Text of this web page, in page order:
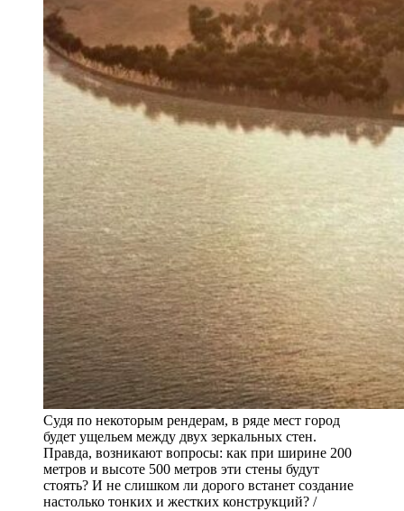
Судя по некоторым рендерам, в ряде мест город
будет ущельем между двух зеркальных стен.
Правда, возникают вопросы: как при ширине 200
метров и высоте 500 метров эти стены будут
стоять? И не слишком ли дорого встанет создание
настолько тонких и жестких конструкций? /